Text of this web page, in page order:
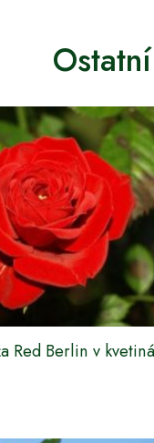
Red Berlin v